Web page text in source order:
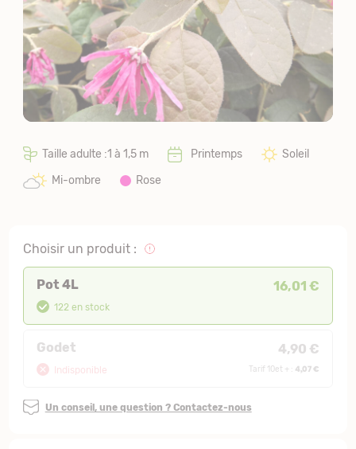
Taille adulte :1 à 1,5 m Printemps
Soleil
Mi-ombre
Rose
Choisir un produit :
Pot 4L 16,01 €
122 en stock
Godet 4,90 €
Indisponible Tarif 10et + : 4,07 €
Un conseil, une question ? Contactez-nous